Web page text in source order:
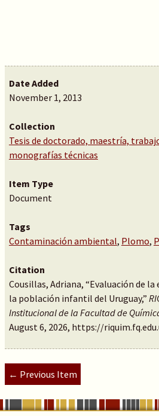
Date Added
November 1, 2013
Collection
Tesis de doctorado, maestría,
monografías técnicas
Item Type
Document
Tags
Contaminación ambiental, Plomo,
Citation
Cousillas, Adriana, “Evaluación de
la población infantil del Uruguay,”
Institucional de la Facultad de
August 6, 2026, https://
← Previous Item